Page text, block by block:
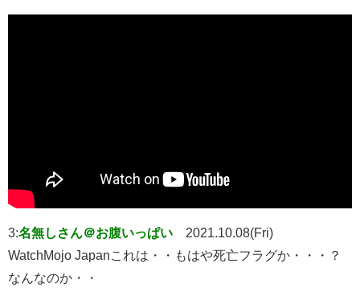
3:名無しさん＠お腹いっぱい
2021.10.08(Fri)
WatchMojo Japanこれは・・もはや死亡フラグか・・・？
なんなのか・・